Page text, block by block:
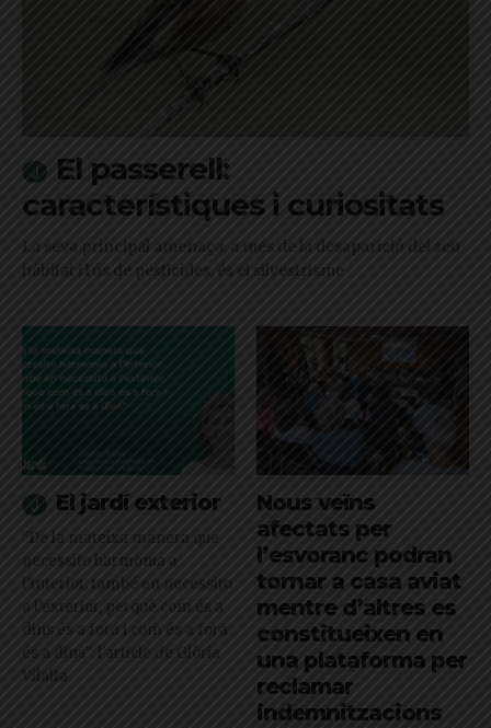
El passerell:
característiques i curiositats
La seva principal amenaça, a més de la desaparició del seu
hàbitat i l'ús de pesticides, és el silvestrisme
El jardí exterior
"De la mateixa manera que
necessito harmonia a
l’interior, també en necessito
a l’exterior, perquè com és a
dins és a fora i com és a fora
és a dins": l'article de Glòria
Vilalta
Nous veïns
afectats per
l’esvoranc podran
tornar a casa aviat
mentre d’altres es
constitueixen en
una plataforma per
reclamar
indemnitzacions